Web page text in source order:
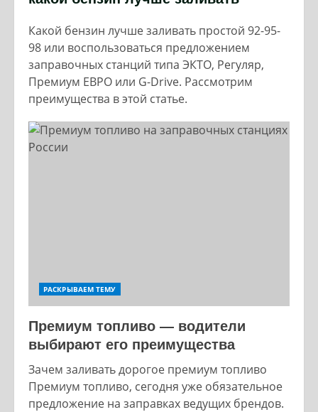
Какой бензин лучше заливать простой 92-95-
98 или воспользоваться предложением
заправочных станций типа ЭКТО, Регуляр,
Премиум ЕВРО или G-Drive. Рассмотрим
преимущества в этой статье.
РАСКРЫВАЕМ ТЕМУ
Премиум топливо — водители
выбирают его преимущества
Зачем заливать дорогое премиум топливо
Премиум топливо, сегодня уже обязательное
предложение на заправках ведущих брендов.